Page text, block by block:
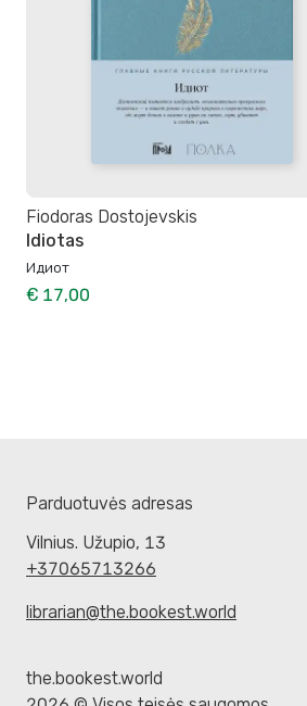
Fiodoras Dostojevskis
Idiotas
Идиот
€ 17,00
Parduotuvės adresas
Vilnius. Užupio, 13
+37065713266
librarian@the.bookest.world
the.bookest.world